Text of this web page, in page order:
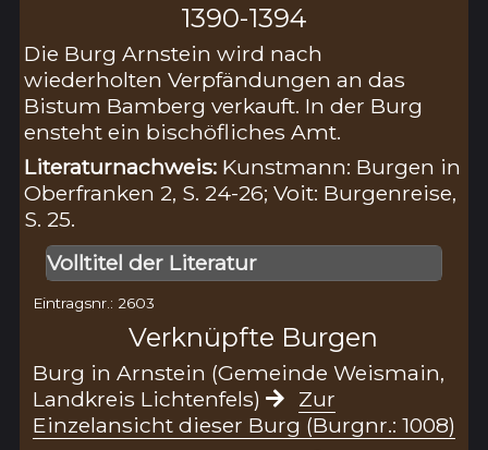
1390-1394
Die Burg Arnstein wird nach
wiederholten Verpfändungen an das
Bistum Bamberg verkauft. In der Burg
ensteht ein bischöfliches Amt.
Literaturnachweis: Kunstmann: Burgen in
Oberfranken 2, S. 24-26; Voit: Burgenreise,
S. 25.
Volltitel der Literatur
Eintragsnr.: 2603
Verknüpfte Burgen
Burg in Arnstein (Gemeinde Weismain,
Landkreis Lichtenfels)
Zur
Einzelansicht dieser Burg (Burgnr.: 1008)